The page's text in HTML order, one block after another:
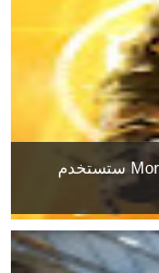
نسخة الحاسب الشخصي من Mortal Kombat 11 ستستخدم